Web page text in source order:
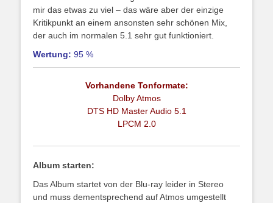
mir das etwas zu viel – das wäre aber der einzige
Kritikpunkt an einem ansonsten sehr schönen Mix,
der auch im normalen 5.1 sehr gut funktioniert.
Wertung: 95 %
Vorhandene Tonformate:
Dolby Atmos
DTS HD Master Audio 5.1
LPCM 2.0
Album starten:
Das Album startet von der Blu-ray leider in Stereo
und muss dementsprechend auf Atmos umgestellt